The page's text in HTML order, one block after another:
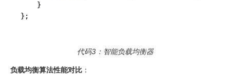
    }
};
代码3：智能负载均衡器
负载均衡算法性能对比 ：